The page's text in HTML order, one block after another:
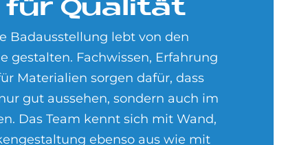
für Qua­li­tät
Badausstellung lebt von den
gestalten. Fachwissen, Erfahrung
Materialien sorgen dafür, dass
gut aussehen, sondern auch im
Das Team kennt sich mit Wand,
ebenso aus wie mit